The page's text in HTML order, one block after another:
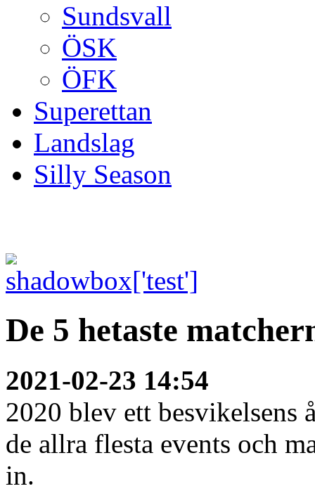
Sundsvall
ÖSK
ÖFK
Superettan
Landslag
Silly Season
De 5 hetaste
2021-02-23 14:54
2020 blev ett besvikelsens
de allra flesta events och
in.